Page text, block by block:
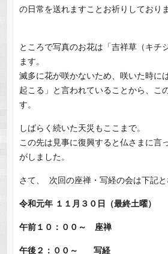
の日常を送れますことお祈りしておりま
ところで写真のお花は「吉祥草（キチ
ます。
滅多に花が咲かないため、咲いた時に
起こる」と言われていることから、こ
す。
しばらく続いた天災もここまで。
この先は見事に復興すると仏さまに言
がしました。
さて、 次回の座禅・写経の会は下記と
令和元年 １１月３０日（最終土曜）
午前１０：００～ 座禅
午後２：００～ 写経